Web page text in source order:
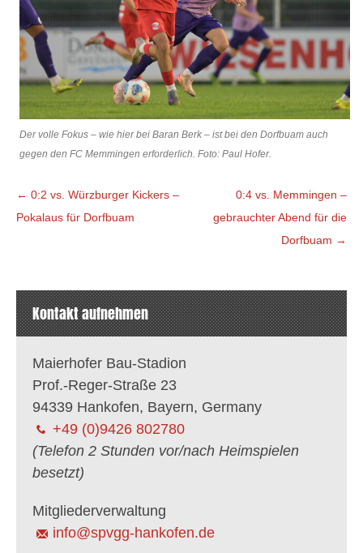
Der volle Fokus – wie hier bei Baran Berk – ist bei den Dorfbuam auch
gegen den FC Memmingen erforderlich. Foto: Paul Hofer.
Beitragsnavigation
← 0:2 vs. Würzburger Kickers –
Pokalaus für Dorfbuam
0:4 vs. Memmingen –
gebrauchter Abend für die
Dorfbuam →
Kontakt aufnehmen
Maierhofer Bau-Stadion
Prof.-Reger-Straße 23
94339 Hankofen, Bayern, Germany
+49 (0)9426 802780
(Telefon 2 Stunden vor/nach Heimspielen
besetzt)
Mitgliederverwaltung
info@spvgg-hankofen.de